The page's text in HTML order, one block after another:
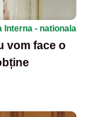
Interna - nationala
vom face o